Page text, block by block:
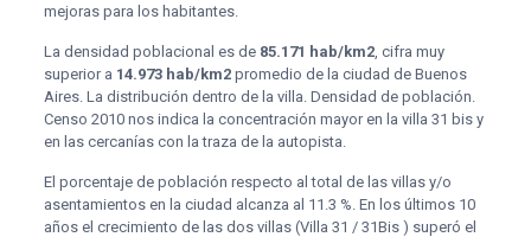
mejoras para los habitantes.
La densidad poblacional es de 85.171 hab/km2, cifra muy
superior a 14.973 hab/km2promedio de la ciudad de Buenos
Aires. La distribución dentro de la villa. Densidad de población.
Censo 2010 nos indica la concentración mayor en la villa 31 bis y
en las cercanías con la traza de la autopista.
El porcentaje de población respecto al total de las villas y/o
asentamientos en la ciudad alcanza al 11.3 %. En los últimos 10
años el crecimiento de las dos villas (Villa 31 / 31Bis ) superó el